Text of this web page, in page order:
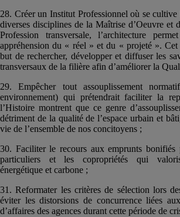
28. Créer un Institut Professionnel où se cultive
diverses disciplines de la Maîtrise d’Oeuvre et
Profession transversale, l’architecture
appréhension du « réel » et du « projeté ».
but de rechercher, développer et diffuser les
transversaux de la filière afin d’améliorer la
29. Empêcher tout assouplissement
environnement) qui prétendrait faciliter la
l’Histoire montrent que ce genre
détriment de la qualité de l’espace urbain et
vie de l’ensemble de nos concitoyens ;
30. Faciliter le recours aux emprunts
particuliers et les copropriétés qui
énergétique et carbone ;
31. Reformater les critères de sélection lors
éviter les distorsions de concurrence liées
d’affaires des agences durant cette période de